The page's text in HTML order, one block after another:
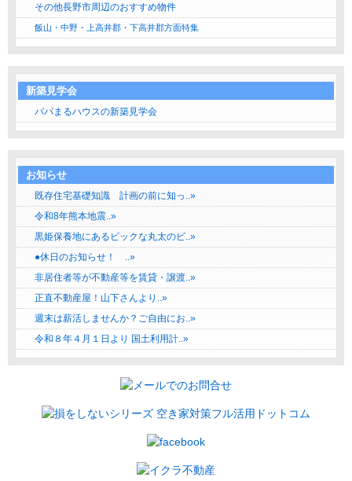
その他長野市周辺のおすすめ物件
飯山・中野・上高井郡・下高井郡方面特集
新築見学会
パパまるハウスの新築見学会
お知らせ
既存住宅基礎知識 計画の前に知っ..»
令和8年熊本地震..»
黒姫保養地にあるビックな丸太のビ..»
●休日のお知らせ！ ..»
非居住者等が不動産等を賃貸・譲渡..»
正直不動産屋！山下さんより..»
週末は薪活しませんか？ご自由にお..»
令和８年４月１日より 国土利用計..»